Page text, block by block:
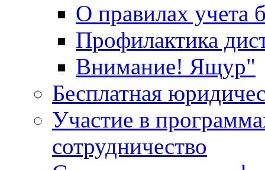
О правилах учета
Профилактика
Внимание! Ящур"
Бесплатная
Участие в
сотрудничество